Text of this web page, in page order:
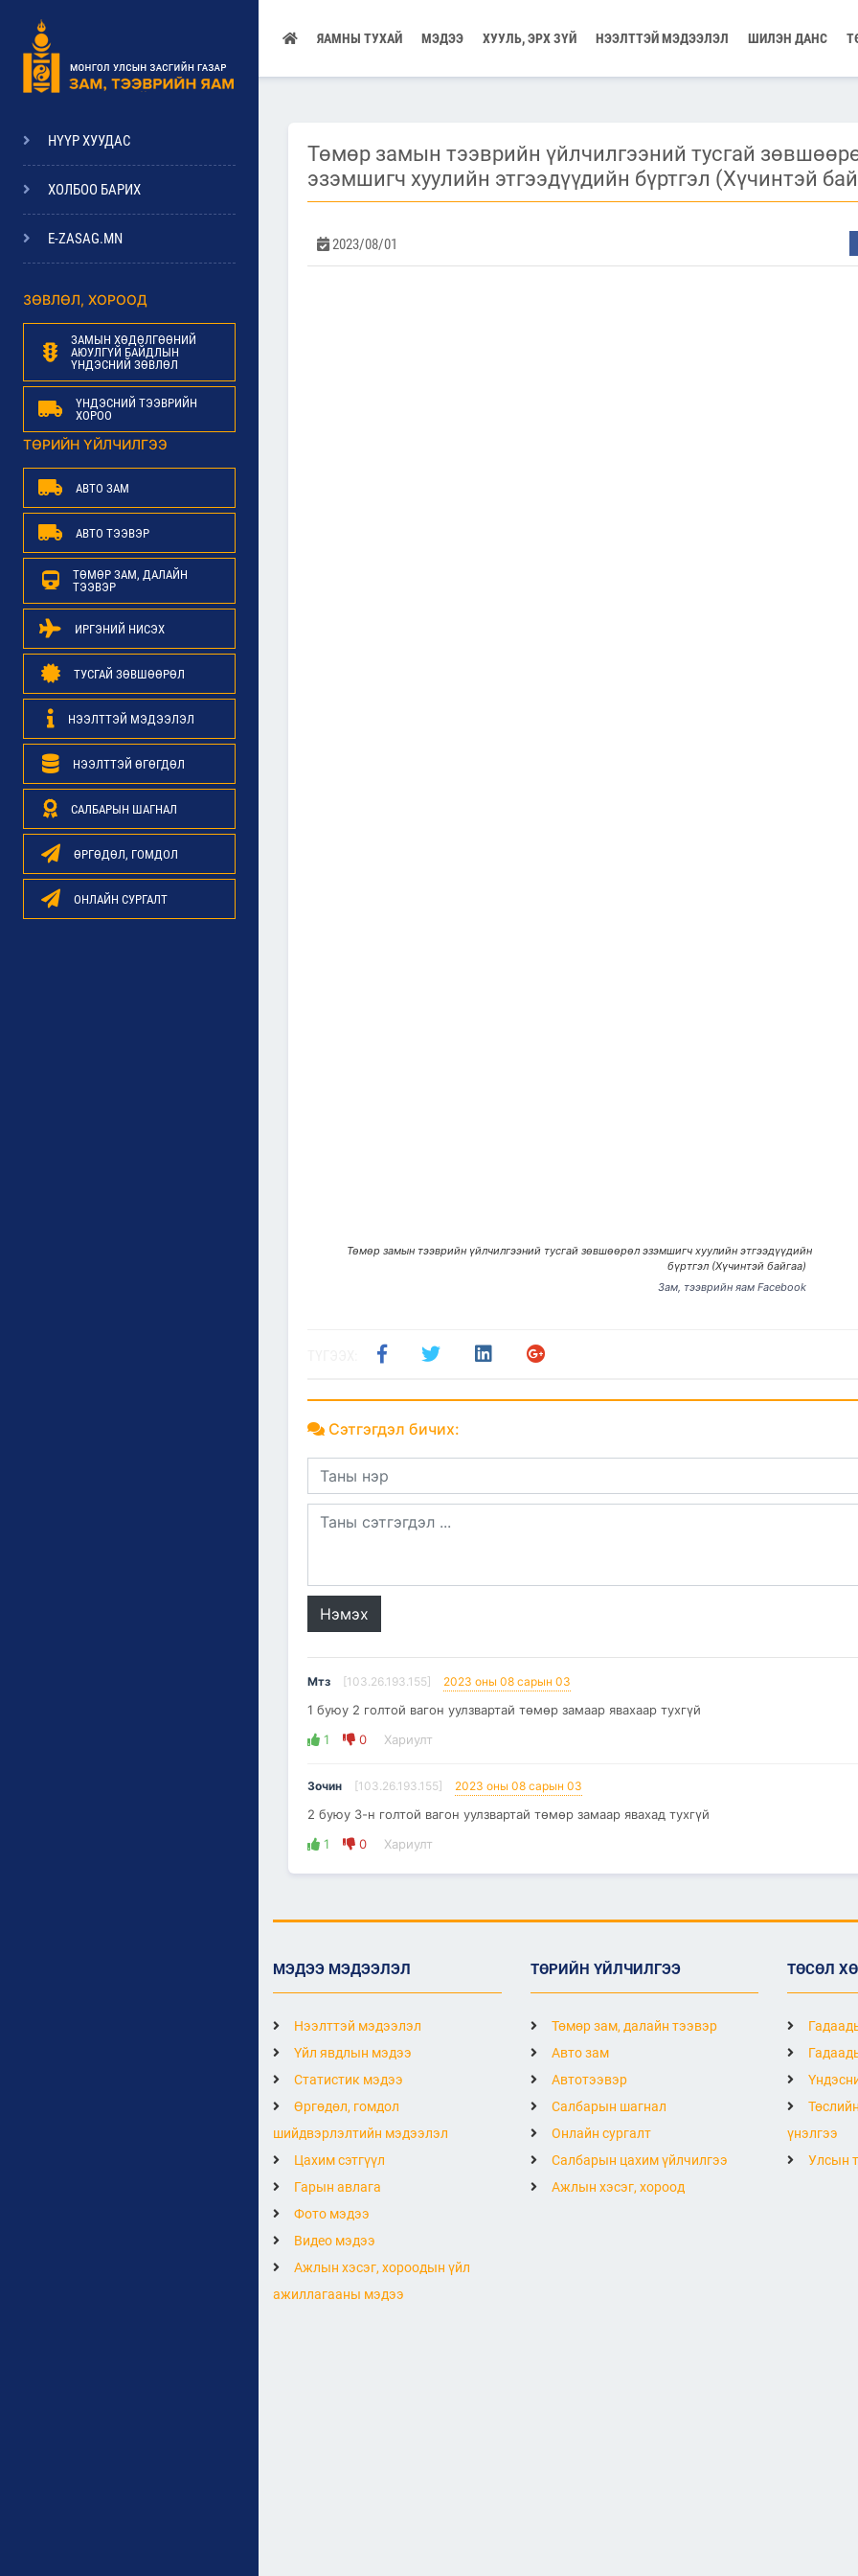
ЯАМНЫ ТУХАЙ МЭДЭЭ ХУУЛЬ, ЭРХ ЗҮЙ НЭЭЛТТЭЙ МЭДЭЭЛЭЛ ШИЛЭН ДАНС
НҮҮР ХУУДАС
ХОЛБОО БАРИХ
E-ZASAG.MN
ЗӨВЛӨЛ, ХОРООД
ЗАМЫН ХӨДӨЛГӨӨНИЙ
АЮУЛГҮЙ БАЙДЛЫН
ҮНДЭСНИЙ ЗӨВЛӨЛ
ҮНДЭСНИЙ ТЭЭВРИЙН
ХОРОО
ТӨРИЙН ҮЙЛЧИЛГЭЭ
АВТО ЗАМ
АВТО ТЭЭВЭР
ТӨМӨР ЗАМ, ДАЛАЙН
ТЭЭВЭР
ИРГЭНИЙ НИСЭХ
ТУСГАЙ ЗӨВШӨӨРӨЛ
НЭЭЛТТЭЙ МЭДЭЭЛЭЛ
НЭЭЛТТЭЙ ӨГӨГДӨЛ
САЛБАРЫН ШАГНАЛ
ӨРГӨДӨЛ, ГОМДОЛ
ОНЛАЙН СУРГАЛТ
Төмөр замын тээврийн үйлчилгээний тусгай
эзэмшигч хуулийн этгээдүүдийн бүртгэл (Хүчинтэй
2023/08/01
Төмөр замын тээврийн үйлчилгээний тусгай зөвшөөрөл эзэмшигч хуулийн этгээдүүдийн
бүртгэл (Хүчинтэй байгаа)
Зам, тээврийн яам Facebook
Сэтгэгдэл бичих:
Нэмэх
Мтз [103.26.193.155] 2023 оны 08 сарын 03
1 буюу 2 голтой вагон уулзвартай төмөр замаар явахаар тухгүй
1
0 Хариулт
Зочин [103.26.193.155] 2023 оны 08 сарын 03
2 буюу 3-н голтой вагон уулзвартай төмөр замаар явахад тухгүй
1
0 Хариулт
МЭДЭЭ МЭДЭЭЛЭЛ
Нээлттэй мэдээлэл
Үйл явдлын мэдээ
Статистик мэдээ
Өргөдөл, гомдол
шийдвэрлэлтийн мэдээлэл
Цахим сэтгүүл
Гарын авлага
Фото мэдээ
Видео мэдээ
Ажлын хэсэг, хороодын үйл
ажиллагааны мэдээ
ТӨРИЙН ҮЙЛЧИЛГЭЭ
Төмөр зам, далайн тээвэр
Авто зам
Автотээвэр
Салбарын шагнал
Онлайн сургалт
Салбарын цахим үйлчилгээ
Ажлын хэсэг, хороод
ТӨСӨЛ
үнэлгээ
Улсын